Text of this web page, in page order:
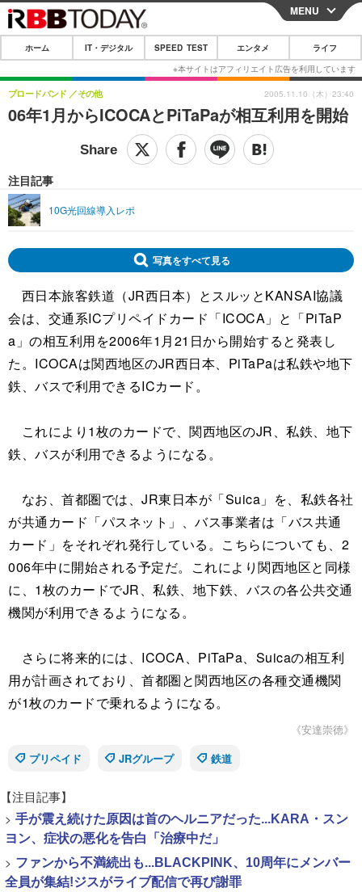
CLOSE
ホーム
IT・デジタル
IT・デジタルTOP スマートフォン
ネタ ガジェット・ツール
SPEED TEST
音楽 スポーツ
ショッピング その他
ライフ
その他
リリース一覧
プッシュ通知の停止方法
MENU
ホーム IT・デジタル SPEED TEST エンタメ ライフ
06年1月からICOCAとPiTaPaが相互利用を開始
ブロードバンド その他
注目記事
10G光回線導入レポ
2005.11.10（木）23:40
写真をすべて見る
西日本旅客鉄道（JR西日本）とスルッとKANSAI協議
会は、交通系ICプリペイドカード「ICOCA」と「PiTaP
a」の相互利用を2006年1月21日から開始すると発表し
た。ICOCAは関西地区のJR西日本、PiTaPaは私鉄や地下
鉄、バスで利用できるICカード。
これにより1枚のカードで、関西地区のJR、私鉄、地下
鉄、バスが利用できるようになる。
なお、首都圏では、JR東日本が「Suica」を、私鉄各社
が共通カード「パスネット」、バス事業者は「バス共通
カード」をそれぞれ発行している。こちらについても、2
006年中に開始される予定だ。これにより関西地区と同様
に、1枚のカードでJR、私鉄、地下鉄、バスの各公共交通
機関が利用できるようになる。
さらに将来的には、ICOCA、PiTaPa、Suicaの相互利
用が計画されており、首都圏と関西地区の各種交通機関
が1枚のカードで乗れるようになる。
《安達崇徳》
プリペイド
JRグループ 鉄道
【注目記事】
> 手が震え続けた原因は首のヘルニアだった...KARA・スン
ヨン、症状の悪化を告白「治療中だ」
> ファンから不満続出も...BLACKPINK、10周年にメンバー
全員が集結!ジスがライブ配信で再び謝罪